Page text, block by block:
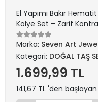
El Yapımı Bakır
Kolye Set – Zarif
Marka: Seven Art
Kategori: DOĞAL TAŞ
1.699,99 TL
141,67 TL 'den